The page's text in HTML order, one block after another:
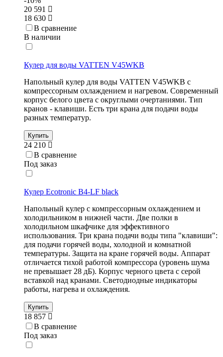
20 591
18 630
В сравнение
В наличии
Кулер для воды VATTEN V45WKB
Напольный кулер для воды VATTEN V45WKB с
компрессорным охлаждением и нагревом. Современный
корпус белого цвета с округлыми очертаниями. Тип
кранов - клавиши. Есть три крана для подачи воды
разных температур.
Купить
24 210
В сравнение
Под заказ
Кулер Ecotronic B4-LF black
Напольный кулер с компрессорным охлаждением и
холодильником в нижней части. Две полки в
холодильном шкафчике для эффективного
использования. Три крана подачи воды типа "клавиши":
для подачи горячей воды, холодной и комнатной
температуры. Защита на кране горячей воды. Аппарат
отличается тихой работой компрессора (уровень шума
не превышает 28 дБ). Корпус черного цвета с серой
вставкой над кранами. Светодиодные индикаторы
работы, нагрева и охлаждения.
Купить
18 857
В сравнение
Под заказ